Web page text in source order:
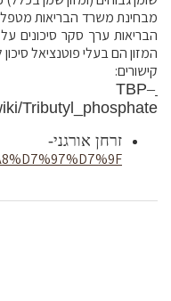
מבחינת משרד הבריאות
הבריאות ערך סקר סיכונים
המזון הם בעלי פוטנציאל סיכון
קישורים:
TBP–
Tributyl_phosphate
זרחן אורגני-